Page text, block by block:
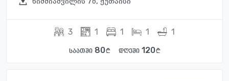
3 1 1 1 1
საათში 80 დღეში 120